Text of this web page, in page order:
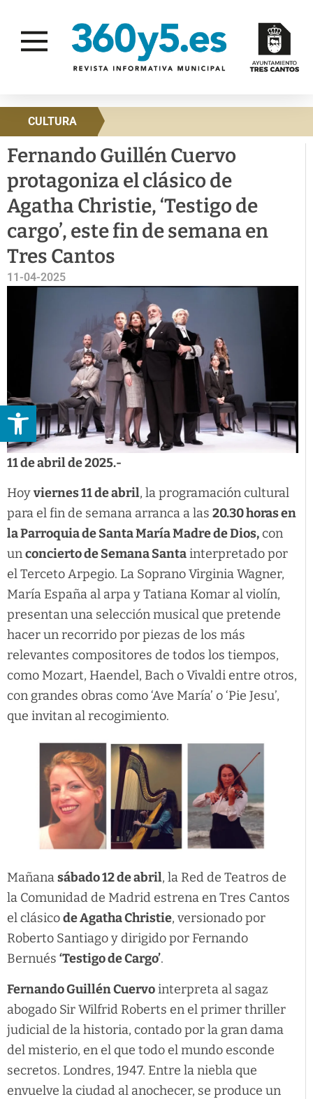
Abrir barra de herramientas
CULTURA
Fernando Guillén Cuervo
protagoniza el clásico de
Agatha Christie, ‘Testigo de
cargo’, este fin de semana en
Tres Cantos
11-04-2025
11 de abril de 2025.-
Hoyviernes 11 de abril, la programación cultural
para el fin de semana arranca a las 20.30 horas en
la Parroquia de Santa María Madre de Dios,con
unconcierto de Semana Santainterpretado por
el Terceto Arpegio. La Soprano Virginia Wagner,
María España al arpa y Tatiana Komar al violín,
presentan una selección musical que pretende
hacer un recorrido por piezas de los más
relevantes compositores de todos los tiempos,
como Mozart, Haendel, Bach o Vivaldi entre otros,
con grandes obras como ‘Ave María’ o ‘Pie Jesu’,
que invitan al recogimiento.
Mañanasábado 12 de abril, la Red de Teatros de
la Comunidad de Madrid estrena en Tres Cantos
el clásicode Agatha Christie, versionado por
Roberto Santiago y dirigido por Fernando
Bernués ‘Testigo de Cargo’.
Fernando Guillén Cuervointerpreta al sagaz
abogado Sir Wilfrid Roberts en el primer thriller
judicial de la historia, contado por la gran dama
del misterio, en el que todo el mundo esconde
secretos. Londres, 1947. Entre la niebla que
envuelve la ciudad al anochecer, se produce un